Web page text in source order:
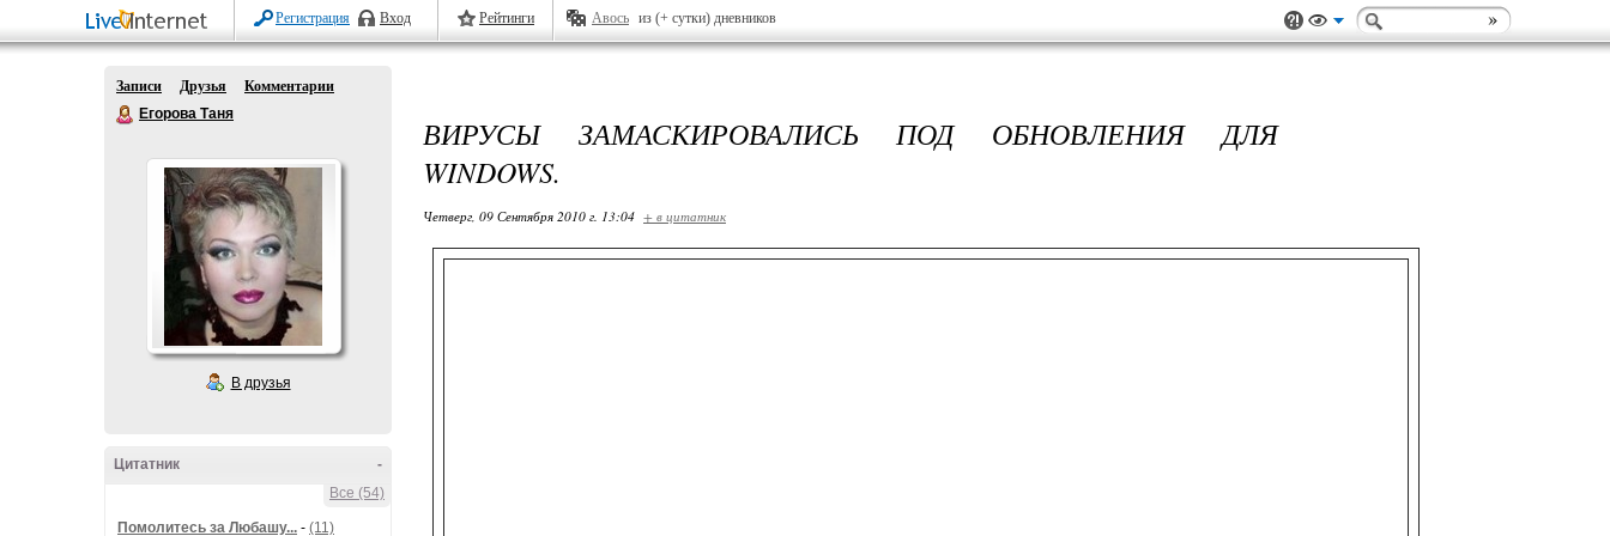
Регистрация Вход Рейтинги Авось из (+ сутки) дневников
Записи Друзья
Комментарии
Егорова Таня
В друзья
-
Цитатник
Все (54)
Помолитесь за Любашу... - (11)
ВИРУСЫ ЗАМАСКИРОВАЛИСЬ ПОД ОБНОВЛЕНИЯ ДЛЯ
WINDOWS.
Четверг, 09 Сентября 2010 г. 13:04 + в цитатник